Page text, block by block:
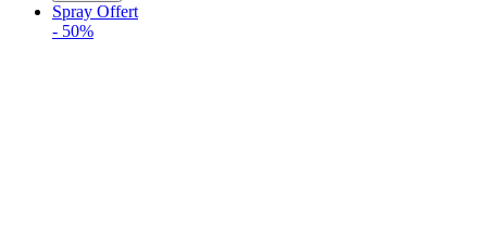
Spray Offert
- 50%